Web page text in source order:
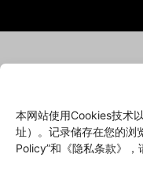
本网站使用Cookies技术
址）。记录储存在您的浏
Policy”和《隐私条款》，